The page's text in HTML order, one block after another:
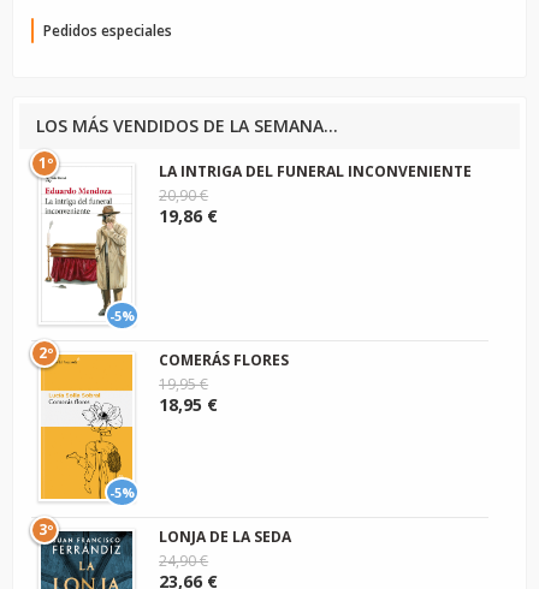
Pedidos especiales
LOS MÁS VENDIDOS DE LA SEMANA...
-5%
1º
LA INTRIGA DEL FUNERAL INCONVENIENTE
20,90 €
19,86 €
-5%
2º
COMERÁS FLORES
19,95 €
18,95 €
3º
LONJA DE LA SEDA
24,90 €
23,66 €